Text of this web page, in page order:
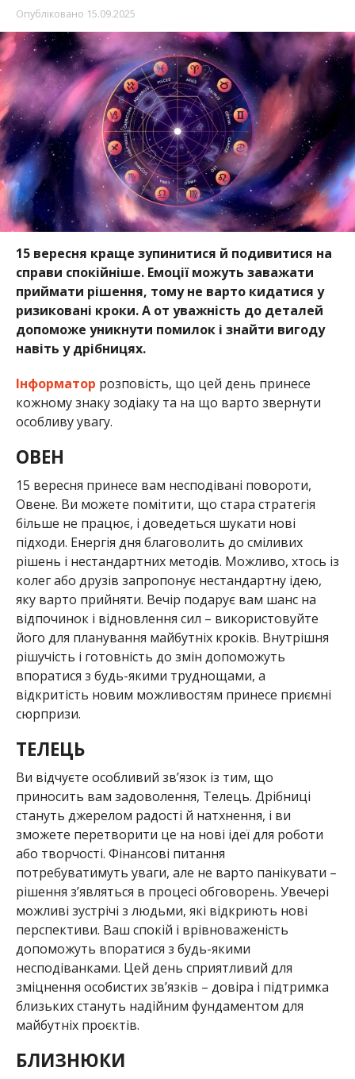
Опубліковано 15.09.2025
15 вересня краще зупинитися й подивитися на
справи спокійніше. Емоції можуть заважати
приймати рішення, тому не варто кидатися у
ризиковані кроки. А от уважність до деталей
допоможе уникнути помилок і знайти вигоду
навіть у дрібницях.
Інформатор розповість, що цей день принесе
кожному знаку зодіаку та на що варто звернути
особливу увагу.
ОВЕН
15 вересня принесе вам несподівані повороти,
Овене. Ви можете помітити, що стара стратегія
більше не працює, і доведеться шукати нові
підходи. Енергія дня благоволить до сміливих
рішень і нестандартних методів. Можливо, хтось із
колег або друзів запропонує нестандартну ідею,
яку варто прийняти. Вечір подарує вам шанс на
відпочинок і відновлення сил – використовуйте
його для планування майбутніх кроків. Внутрішня
рішучість і готовність до змін допоможуть
впоратися з будь-якими труднощами, а
відкритість новим можливостям принесе приємні
сюрпризи.
ТЕЛЕЦЬ
Ви відчуєте особливий зв’язок із тим, що
приносить вам задоволення, Телець. Дрібниці
стануть джерелом радості й натхнення, і ви
зможете перетворити це на нові ідеї для роботи
або творчості. Фінансові питання
потребуватимуть уваги, але не варто панікувати –
рішення з’являться в процесі обговорень. Увечері
можливі зустрічі з людьми, які відкриють нові
перспективи. Ваш спокій і врівноваженість
допоможуть впоратися з будь-якими
несподіванками. Цей день сприятливий для
зміцнення особистих зв’язків – довіра і підтримка
близьких стануть надійним фундаментом для
майбутніх проєктів.
БЛИЗНЮКИ